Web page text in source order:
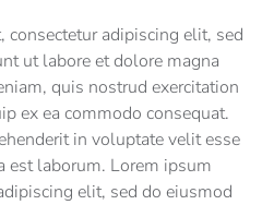
adipiscing elit, sed
ut labore et dolore magna
quis nostrud exercitation
ex ea commodo consequat.
in voluptate velit esse
laborum. Lorem ipsum
elit, sed do eiusmod